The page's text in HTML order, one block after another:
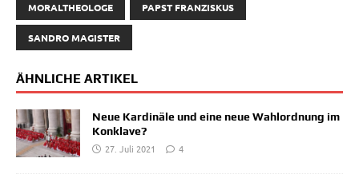
MORALTHEOLOGE PAPST FRANZISKUS
SANDRO MAGISTER
ÄHNLICHE ARTIKEL
Neue Kardinäle und eine neue Wahlordnung im
Konklave?
27. Juli 2021
4